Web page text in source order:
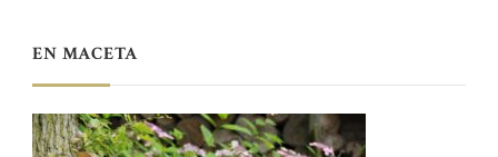
EN MACETA